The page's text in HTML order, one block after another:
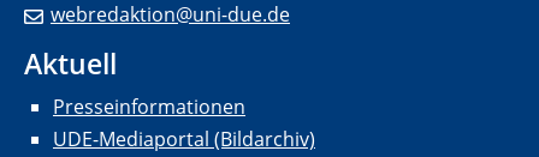
webredaktion@uni-due.de
Aktuell
Presseinformationen
UDE-Mediaportal (Bildarchiv)